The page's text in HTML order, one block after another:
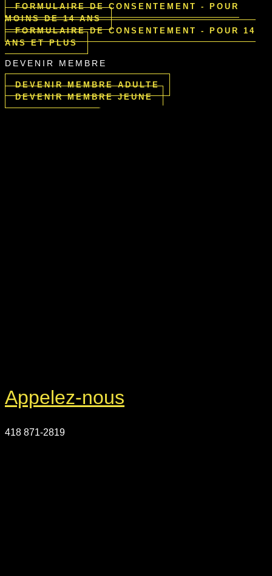
FORMULAIRE DE CONSENTEMENT - POUR
MOINS DE 14 ANS
FORMULAIRE DE CONSENTEMENT - POUR 14
ANS ET PLUS
DEVENIR MEMBRE
DEVENIR MEMBRE ADULTE
DEVENIR MEMBRE JEUNE
Appelez-nous
418 871-2819